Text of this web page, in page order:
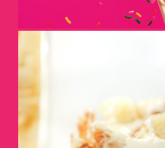
DÉCOREZ AVEC
EN